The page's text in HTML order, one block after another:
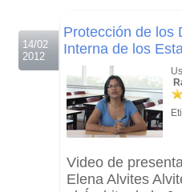
14/02
2012
Protección de los
Interna de los
Video de
Elena Alvites